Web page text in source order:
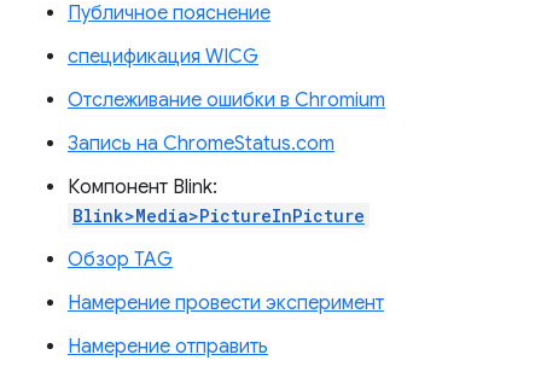
Публичное пояснение
спецификация WICG
Отслеживание ошибки в Chromium
Запись на ChromeStatus.com
Компонент Blink:
Blink>Media>PictureInPicture
Обзор TAG
Намерение провести эксперимент
Намерение отправить